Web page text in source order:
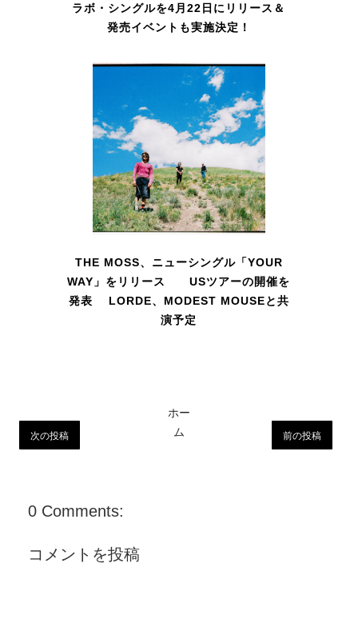
ラボ・シングルを4月22日にリリース＆
発売イベントも実施決定！
THE MOSS、ニューシングル「YOUR
WAY」をリリース USツアーの開催を
発表 LORDE、MODEST MOUSEと共
演予定
次の投稿 前の投稿
ホー
ム
0 Comments:
コメントを投稿